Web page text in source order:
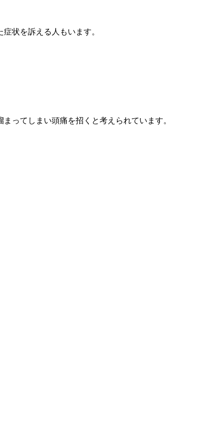
症状を訴える人もいます。
ってしまい頭痛を招くと考えられています。